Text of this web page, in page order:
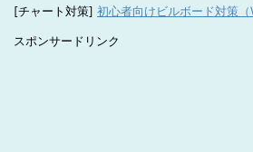
[チャート対策] 初心者向けビルボード対策（
スポンサードリンク